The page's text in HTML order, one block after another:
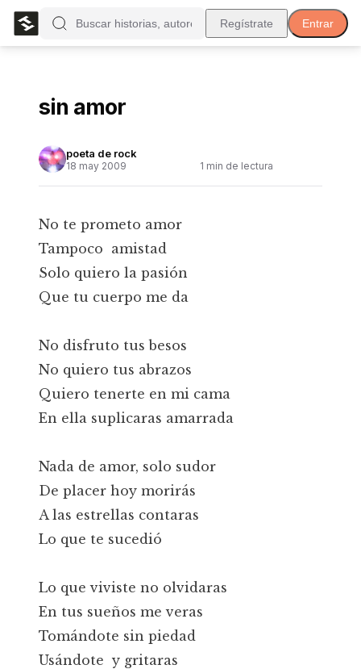
Regístrate Entrar
sin amor
poeta de rock
18 may 2009 1 min de lectura
No te prometo amor
Tampoco amistad
Solo quiero la pasión
Que tu cuerpo me da
No disfruto tus besos
No quiero tus abrazos
Quiero tenerte en mi cama
En ella suplicaras amarrada
Nada de amor, solo sudor
De placer hoy morirás
A las estrellas contaras
Lo que te sucedió
Lo que viviste no olvidaras
En tus sueños me veras
Tomándote sin piedad
Usándote y gritaras